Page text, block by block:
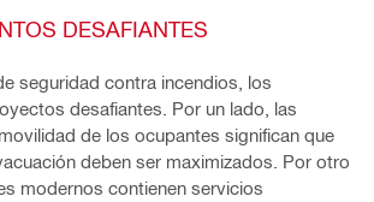
DESAFIANTES
seguridad contra incendios, los
desafiantes. Por un lado, las
de los ocupantes significan que
deben ser maximizados. Por otro
modernos contienen servicios